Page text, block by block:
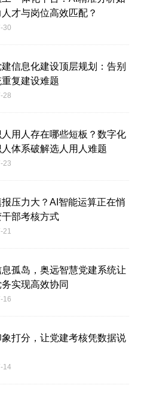
才与岗位高效匹配？
30
信息化建设顶层规划：告别
复建设难题
28
用人存在哪些短板？数字化
体系破解选人用人难题
23
压力大？AI智能运算正在悄
部考核方式
21
孤岛，奥远智慧党建系统让
实现高效协同
16
打分，让党建考核凭数据说
14